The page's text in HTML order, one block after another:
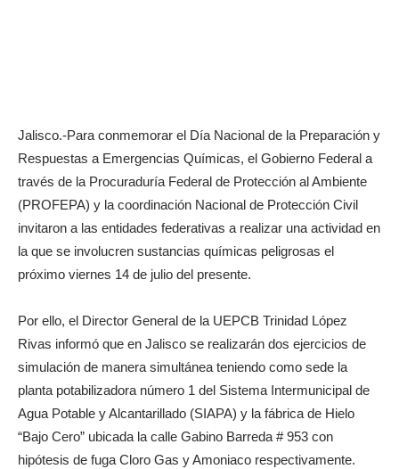
Jalisco.-Para conmemorar el Día Nacional de la Preparación y
Respuestas a Emergencias Químicas, el Gobierno Federal a
través de la Procuraduría Federal de Protección al Ambiente
(PROFEPA) y la coordinación Nacional de Protección Civil
invitaron a las entidades federativas a realizar una actividad en
la que se involucren sustancias químicas peligrosas el
próximo viernes 14 de julio del presente.
Por ello, el Director General de la UEPCB Trinidad López
Rivas informó que en Jalisco se realizarán dos ejercicios de
simulación de manera simultánea teniendo como sede la
planta potabilizadora número 1 del Sistema Intermunicipal de
Agua Potable y Alcantarillado (SIAPA) y la fábrica de Hielo
“Bajo Cero” ubicada la calle Gabino Barreda # 953 con
hipótesis de fuga Cloro Gas y Amoniaco respectivamente.